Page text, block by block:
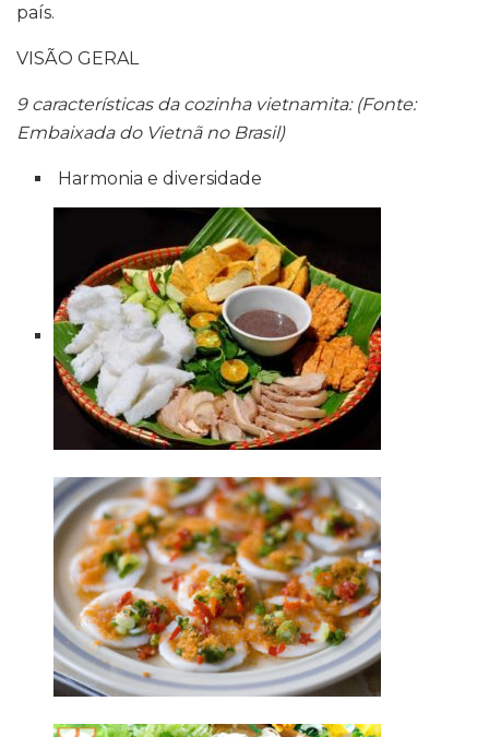
país.
VISÃO GERAL
9 características da cozinha vietnamita: (Fonte:
Embaixada do Vietnã no Brasil)
Harmonia e diversidade